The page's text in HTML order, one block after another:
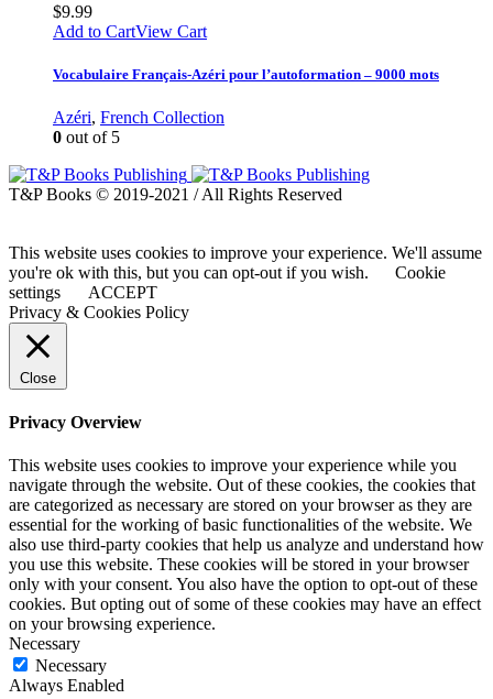
$9.99
Add to CartView Cart
Vocabulaire Français-Azéri pour l’autoformation – 9000 mots
Azéri, French Collection
0 out of 5
T&P Books © 2019-2021 / All Rights Reserved
This website uses cookies to improve your experience. We'll assume
you're ok with this, but you can opt-out if you wish.
Cookie
settings
ACCEPT
Privacy & Cookies Policy
Close
Privacy Overview
This website uses cookies to improve your experience while you
navigate through the website. Out of these cookies, the cookies that
are categorized as necessary are stored on your browser as they are
essential for the working of basic functionalities of the website. We
also use third-party cookies that help us analyze and understand how
you use this website. These cookies will be stored in your browser
only with your consent. You also have the option to opt-out of these
cookies. But opting out of some of these cookies may have an effect
on your browsing experience.
Necessary
Necessary
Always Enabled